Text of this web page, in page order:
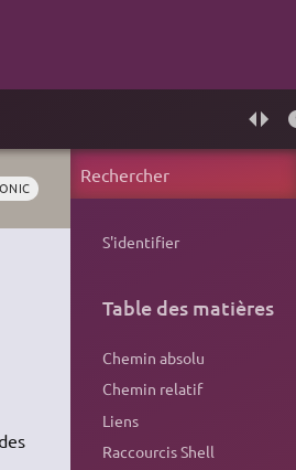
S'identifier
Table des matières
Chemin absolu
Chemin relatif
Liens
Raccourcis Shell